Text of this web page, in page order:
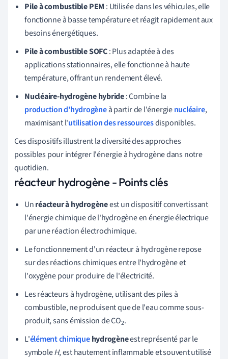
Pile à combustible PEM : Utilisée dans les véhicules, elle
fonctionne à basse température et réagit rapidement aux
besoins énergétiques.
Pile à combustible SOFC: Plus adaptée à des
applications stationnaires, elle fonctionne à haute
température, offrant un rendement élevé.
Nucléaire-hydrogène hybride: Combine la
production d'hydrogèneà partir de l'énergienucléaire,
maximisant l'utilisation des ressourcesdisponibles.
Ces dispositifs illustrent la diversité des approches
possibles pour intégrer l'énergie à hydrogène dans notre
quotidien.
réacteur hydrogène - Points clés
Unréacteur à hydrogèneest un dispositif convertissant
l'énergie chimique de l'hydrogène en énergie électrique
par une réaction électrochimique.
Le fonctionnement d'un réacteur à hydrogène repose
sur des réactions chimiques entre l'hydrogène et
l'oxygène pour produire de l'électricité.
Les réacteurs à hydrogène, utilisant des piles à
combustible, ne produisent que de l'eau comme sous-
produit, sans émission de CO2.
L'élément chimiquehydrogèneest représenté par le
symboleH, est hautement inflammable et souvent utilisé